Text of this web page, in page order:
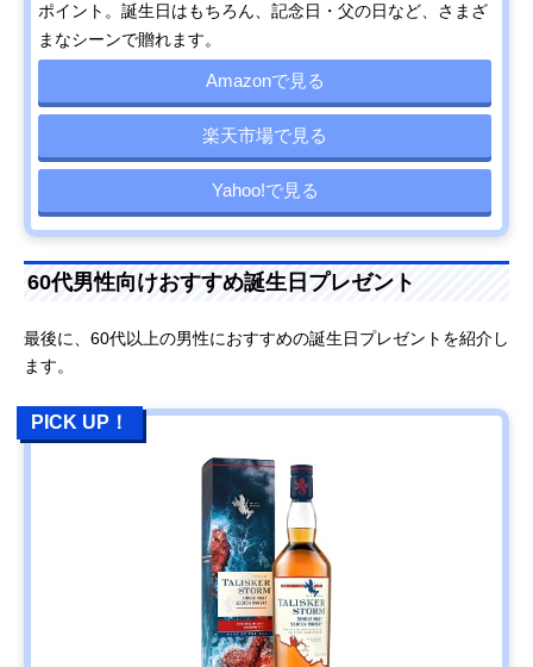
ポイント。誕生日はもちろん、記念日・父の日など、さまざ
まなシーンで贈れます。
Amazonで見る
楽天市場で見る
Yahoo!で見る
60代男性向けおすすめ誕生日プレゼント
最後に、60代以上の男性におすすめの誕生日プレゼントを紹介し
ます。
PICK UP！